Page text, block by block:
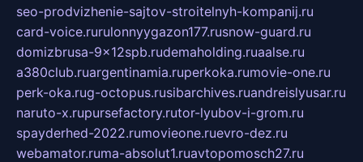
seo-prodvizhenie-sajtov-stroitelnyh-kompanij.ru
card-voice.rurulonnyygazon177.rusnow-guard.ru
domizbrusa-9x12spb.rudemaholding.ruaalse.ru
a380club.ruargentinamia.ruperkoka.rumovie-one.ru
perk-oka.rug-octopus.rusibarchives.ruandreislyusar.ru
naruto-x.rupursefactory.rutor-lyubov-i-grom.ru
spayderhed-2022.rumovieone.ruevro-dez.ru
webamator.ruma-absolut1.ruavtopomosch27.ru